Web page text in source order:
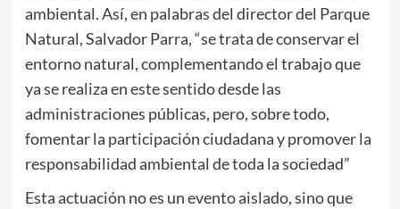
ambiental. Así, en palabras del director del Parque
Natural, Salvador Parra, “se trata de conservar el
entorno natural, complementando el trabajo que
ya se realiza en este sentido desde las
administraciones públicas, pero, sobre todo,
fomentar la participación ciudadana y promover la
responsabilidad ambiental de toda la sociedad”
Esta actuación no es un evento aislado, sino que